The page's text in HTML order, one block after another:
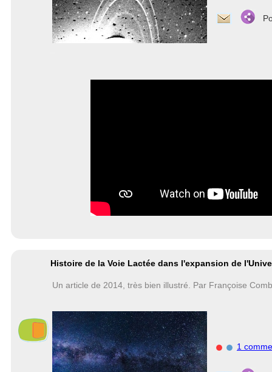
Histoire de la Voie Lactée dans l'expansion de
Un article de 2014, très bien illustré. Par Françoise
1